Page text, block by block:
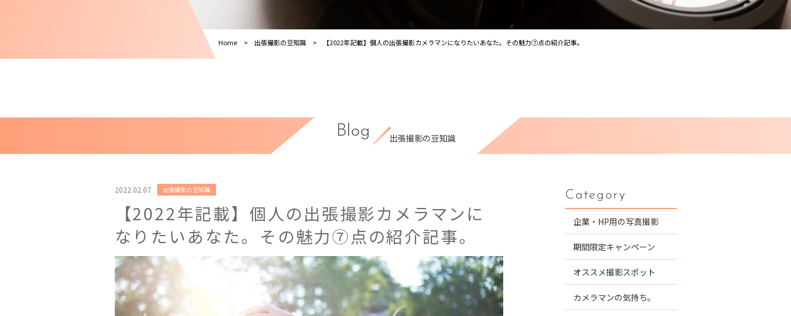
Home 出張撮影の豆知識 【2022年記載】個人の出張撮影カメラマンになりたいあなた。その魅力⑦点の紹介記事。
Blog 出張撮影の豆知識
2022.02.07 出張撮影の豆知識
【2022年記載】個人の出張撮影カメラマンに
なりたいあなた。その魅力⑦点の紹介記事。
Category
企業・HP用の写真撮影
期間限定キャンペーン
オススメ撮影スポット
カメラマンの気持ち。